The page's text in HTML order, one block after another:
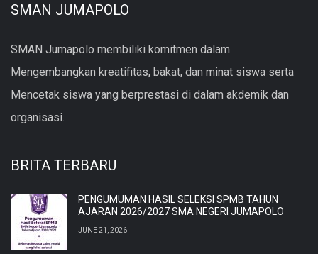
SMAN JUMAPOLO
SMAN Jumapolo membiliki komitmen dalam
Mengembangkan kreatifitas, bakat, dan minat siswa serta
Mencetak siswa yang berprestasi di dalam akdemik dan
organisasi.
BRITA TERBARU
PENGUMUMAN HASIL SELEKSI SPMB TAHUN
AJARAN 2026/2027 SMA NEGERI JUMAPOLO
JUNE 21, 2026